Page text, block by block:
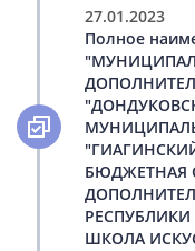
27.01.2023
Полное
БЮДЖЕТНАЯ
ШКОЛА